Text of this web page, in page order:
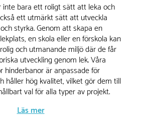
inte bara ett roligt sätt att leka och
ett utmärkt sätt att utveckla
styrka. Genom att skapa en
en skola eller en förskola kan
och utmanande miljö där de får
utveckling genom lek. Våra
hinderbanor är anpassade för
håller hög kvalitet, vilket gör dem till
val för alla typer av projekt.
Läs mer